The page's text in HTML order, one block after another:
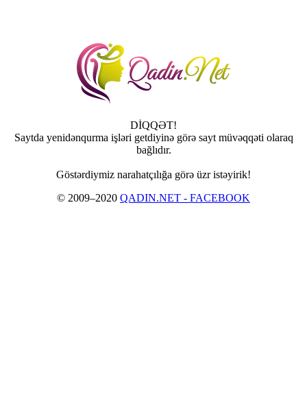
DİQQƏT!
Saytda yenidənqurma işləri getdiyinə görə sayt müvəqqəti olaraq
bağlıdır.
Göstərdiymiz narahatçılığa görə üzr istəyirik!
© 2009–2020 QADIN.NET - FACEBOOK